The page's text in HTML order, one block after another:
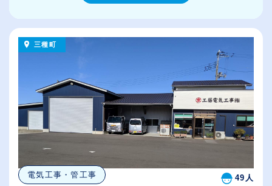
三種町
電気工事・管工事 49人